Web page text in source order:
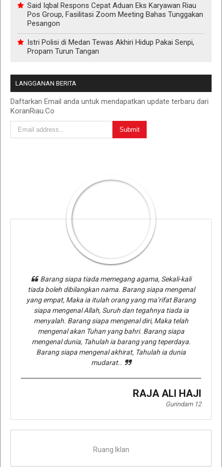
Said Iqbal Respons Cepat Aduan Eks Karyawan Riau
Pos Group, Fasilitasi Zoom Meeting Bahas Tunggakan
Pesangon
Istri Polisi di Medan Tewas Akhiri Hidup Pakai Senpi,
Propam Turun Tangan
LANGGANAN BERITA
Daftarkan Email anda untuk mendapatkan update terbaru dari
KoranRiau.Co
Barang siapa tiada memegang agama, Sekali-kali
tiada boleh dibilangkan nama. Barang siapa mengenal
yang empat, Maka ia itulah orang yang ma’rifat Barang
siapa mengenal Allah, Suruh dan tegahnya tiada ia
menyalah. Barang siapa mengenal diri, Maka telah
mengenal akan Tuhan yang bahri. Barang siapa
mengenal dunia, Tahulah ia barang yang teperdaya.
Barang siapa mengenal akhirat, Tahulah ia dunia
mudarat..
RAJA ALI HAJI
Gurindam 12
Ruang Iklan